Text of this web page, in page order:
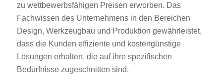
zu wettbewerbsfähigen Preisen erworben. Das
Fachwissen des Unternehmens in den Bereichen
Design, Werkzeugbau und Produktion gewährleistet,
dass die Kunden effiziente und kostengünstige
Lösungen erhalten, die auf ihre spezifischen
Bedürfnisse zugeschnitten sind.